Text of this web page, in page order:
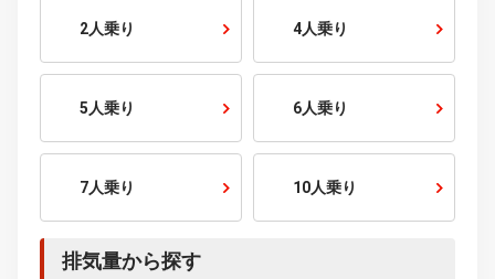
こだわり条件から探す
走行距離から探す
1万km以下 1〜2万km